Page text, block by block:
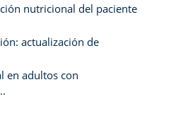
nutricional del paciente
actualización de
en adultos con